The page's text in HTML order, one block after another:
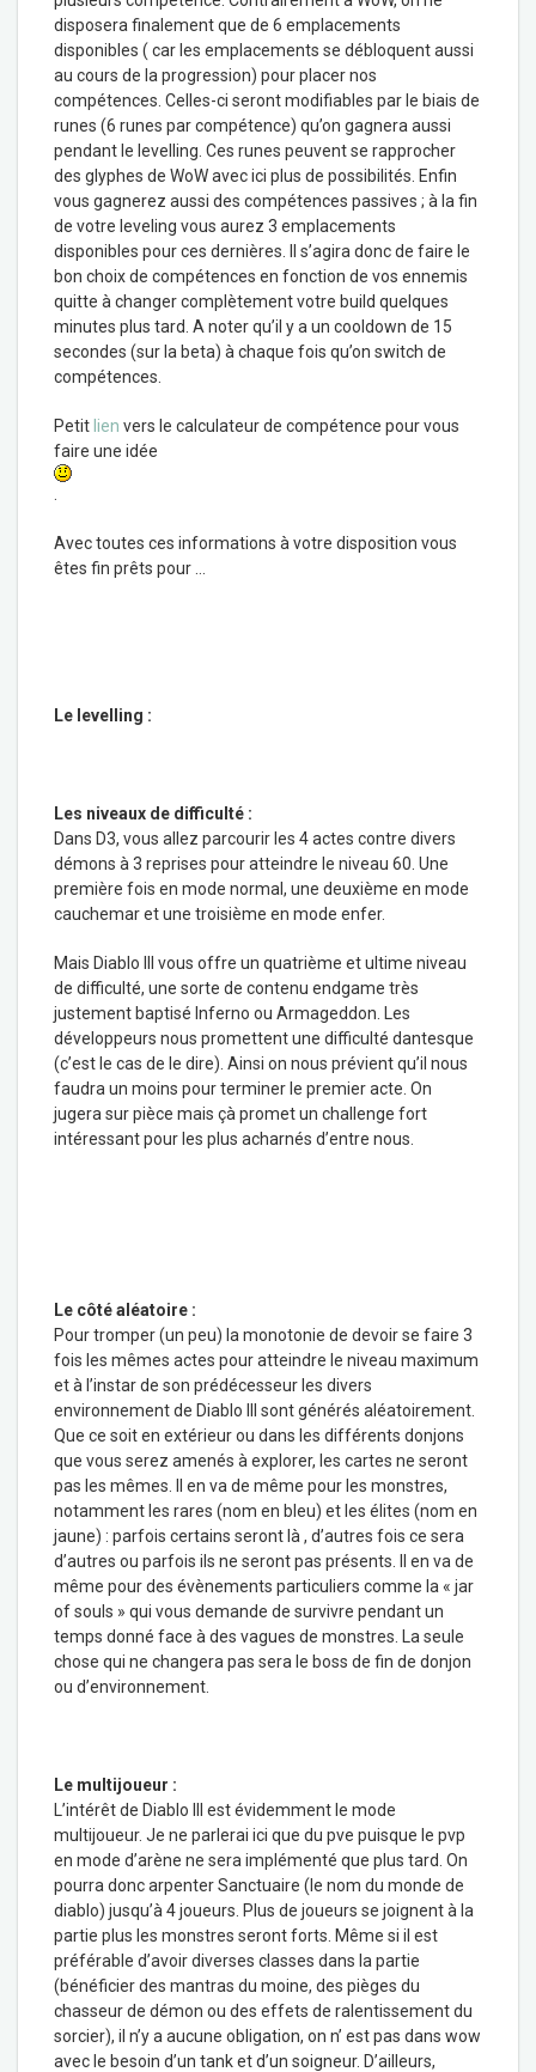
disposera finalement que de 6 emplacements
disponibles ( car les emplacements se débloquent aussi
au cours de la progression) pour placer nos
compétences. Celles-ci seront modifiables par le biais de
runes (6 runes par compétence) qu’on gagnera aussi
pendant le levelling. Ces runes peuvent se rapprocher
des glyphes de WoW avec ici plus de possibilités. Enfin
vous gagnerez aussi des compétences passives ; à la fin
de votre leveling vous aurez 3 emplacements
disponibles pour ces dernières. Il s’agira donc de faire le
bon choix de compétences en fonction de vos ennemis
quitte à changer complètement votre build quelques
minutes plus tard. A noter qu’il y a un cooldown de 15
secondes (sur la beta) à chaque fois qu’on switch de
compétences.
Petit lien vers le calculateur de compétence pour vous
faire une idée
Avec toutes ces informations à votre disposition vous
êtes fin prêts pour …
Le levelling :
Les niveaux de difficulté :
Dans D3, vous allez parcourir les 4 actes contre divers
démons à 3 reprises pour atteindre le niveau 60. Une
première fois en mode normal, une deuxième en mode
cauchemar et une troisième en mode enfer.
Mais Diablo III vous offre un quatrième et ultime niveau
de difficulté, une sorte de contenu endgame très
justement baptisé Inferno ou Armageddon. Les
développeurs nous promettent une difficulté dantesque
(c’est le cas de le dire). Ainsi on nous prévient qu’il nous
faudra un moins pour terminer le premier acte. On
jugera sur pièce mais çà promet un challenge fort
intéressant pour les plus acharnés d’entre nous.
Le côté aléatoire :
Pour tromper (un peu) la monotonie de devoir se faire 3
fois les mêmes actes pour atteindre le niveau maximum
et à l’instar de son prédécesseur les divers
environnement de Diablo III sont générés aléatoirement.
Que ce soit en extérieur ou dans les différents donjons
que vous serez amenés à explorer, les cartes ne seront
pas les mêmes. Il en va de même pour les monstres,
notamment les rares (nom en bleu) et les élites (nom en
jaune) : parfois certains seront là , d’autres fois ce sera
d’autres ou parfois ils ne seront pas présents. Il en va de
même pour des évènements particuliers comme la « jar
of souls » qui vous demande de survivre pendant un
temps donné face à des vagues de monstres. La seule
chose qui ne changera pas sera le boss de fin de donjon
ou d’environnement.
Le multijoueur :
L’intérêt de Diablo III est évidemment le mode
multijoueur. Je ne parlerai ici que du pve puisque le pvp
en mode d’arène ne sera implémenté que plus tard. On
pourra donc arpenter Sanctuaire (le nom du monde de
diablo) jusqu’à 4 joueurs. Plus de joueurs se joignent à la
partie plus les monstres seront forts. Même si il est
préférable d’avoir diverses classes dans la partie
(bénéficier des mantras du moine, des pièges du
chasseur de démon ou des effets de ralentissement du
sorcier), il n’y a aucune obligation, on n’ est pas dans wow
avec le besoin d’un tank et d’un soigneur. D’ailleurs,